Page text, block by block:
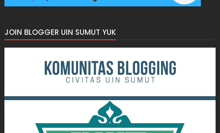
JOIN BLOGGER UIN SUMUT YUK